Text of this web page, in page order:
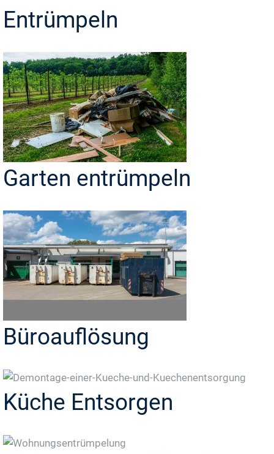
Entrümpeln
Garten entrümpeln
Büroauflösung
Küche Entsorgen